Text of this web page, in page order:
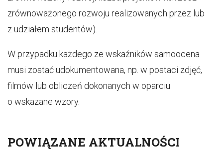
zrównoważonego rozwoju realizowanych przez lub
z udziałem studentów).
W przypadku każdego ze wskaźników samoocena
musi zostać udokumentowana, np. w postaci zdjęć,
filmów lub obliczeń dokonanych w oparciu
o wskazane wzory.
POWIĄZANE AKTUALNOŚCI